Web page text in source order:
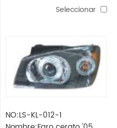
Seleccionar
NO:LS-KL-012-1